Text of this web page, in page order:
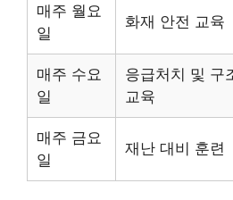
매주 월요
일
화재 안전 교육
매주 수요
일
응급처치 및 구
교육
매주 금요
일
재난 대비 훈련